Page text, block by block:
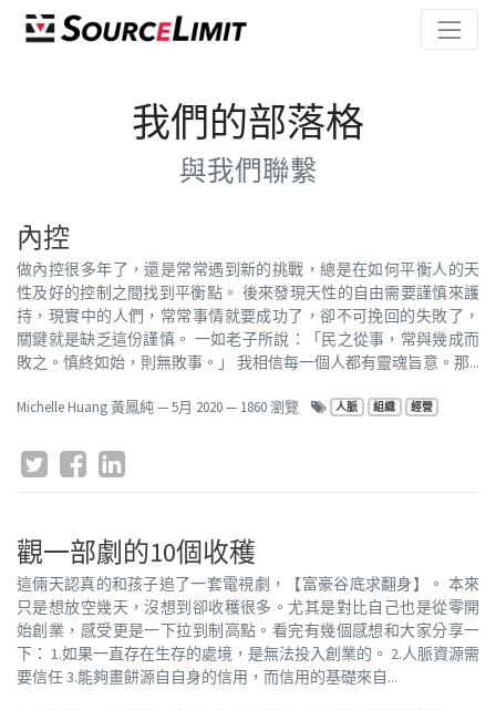
我們的部落格
與我們聯繫
內控
做內控很多年了，還是常常遇到新的挑戰，總是在如何平衡人的天
性及好的控制之間找到平衡點。 後來發現天性的自由需要謹慎來護
持，現實中的人們，常常事情就要成功了，卻不可挽回的失敗了，
關鍵就是缺乏這份謹慎。 一如老子所說：「民之從事，常與幾成而
敗之。慎終如始，則無敗事。」 我相信每一個人都有靈魂旨意。那...
Michelle Huang 黃鳳純—5月 2020— 1860 瀏覽 人脈 組織 經營
觀一部劇的10個收穫
這倆天認真的和孩子追了一套電視劇，【富豪谷底求翻身】。 本來
只是想放空幾天，沒想到卻收穫很多。尤其是對比自己也是從零開
始創業，感受更是一下拉到制高點。看完有幾個感想和大家分享一
下： 1.如果一直存在生存的處境，是無法投入創業的。 2.人脈資源需
要信任 3.能夠畫餅源自自身的信用，而信用的基礎來自...